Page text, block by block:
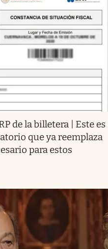
de la billetera | Este es
que ya reemplaza
para estos